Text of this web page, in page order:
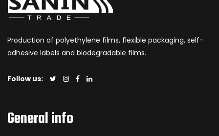
Production of polyethylene films, flexible packaging, self-
adhesive labels and biodegradable films.
Follow us:
General info